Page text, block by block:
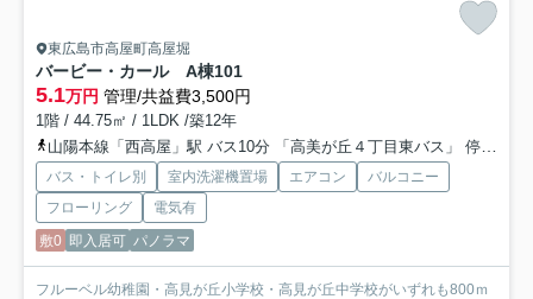
東広島市高屋町高屋堀
バービー・カール A棟101
5.1万円 管理/共益費3,500円
1階 / 44.75㎡ / 1LDK /築12年
山陽本線「西高屋」駅 バス10分 「高美が丘４丁目東バス」 停歩3分
バス・トイレ別 室内洗濯機置場 エアコン
バルコニー
フローリング
電気有
敷0 即入居可 パノラマ
フルーベル幼稚園・高見が丘小学校・高見が丘中学校がいずれも800ｍ